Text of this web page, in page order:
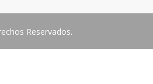
Reservados.